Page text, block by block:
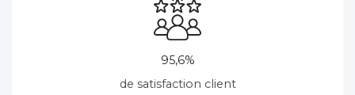
95,6%
de satisfaction client